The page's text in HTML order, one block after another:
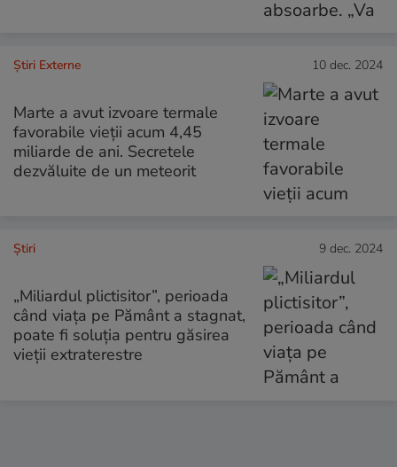
Știri Externe 10 dec. 2024
Marte a avut izvoare termale
favorabile vieții acum 4,45
miliarde de ani. Secretele
dezvăluite de un meteorit
Ştiri 9 dec. 2024
„Miliardul plictisitor”, perioada
când viața pe Pământ a stagnat,
poate fi soluția pentru găsirea
vieții extraterestre